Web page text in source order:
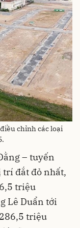
chỉnh các loại
– tuyến
trí đắt đỏ nhất,
triệu
Lê Duẩn tới
triệu